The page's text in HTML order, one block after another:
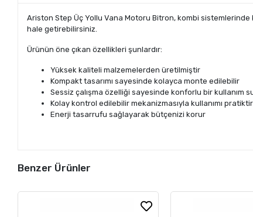
Ariston Step Üç Yollu Vana Motoru Bitron, kombi sistemlerinde
hale getirebilirsiniz.
Ürünün öne çıkan özellikleri şunlardır:
Yüksek kaliteli malzemelerden üretilmiştir
Kompakt tasarımı sayesinde kolayca monte edilebilir
Sessiz çalışma özelliği sayesinde konforlu bir kullanım
Kolay kontrol edilebilir mekanizmasıyla kullanımı pratiktir
Enerji tasarrufu sağlayarak bütçenizi korur
Benzer Ürünler